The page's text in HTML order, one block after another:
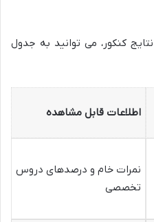
کنکور، می توانید به جدول
اطلاعات قابل مشاهده
نمرات خام و درصدهای دروس
تخصصی